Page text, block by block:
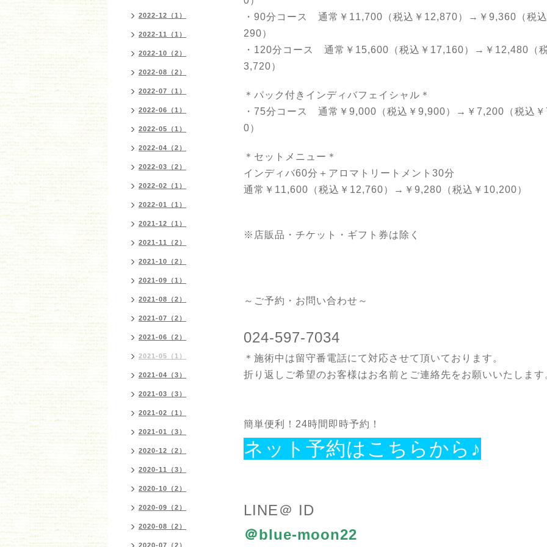
・90分コース 通常￥11,700（税込￥12,870）→￥9,360（税
290）
・120分コース 通常￥15,600（税込￥17,160）→￥12,480（
3,720）
＊パック付きインディバフェイシャル＊
・75分コース 通常￥9,000（税込￥9,900）→￥7,200（税込
0）
＊セットメニュー＊
インディバ60分＋アロマトリートメント30分
通常￥11,600（税込￥12,760）→￥9,280（税込￥10,200）
※店販品・チケット・ギフト券は除く
～ご予約・お問い合わせ～
024-597-7034
＊施術中は留守番電話にて対応させて頂いております。
折り返しご希望のお客様はお名前とご連絡先をお願いいたします
簡単便利！24時間即時予約！
ネット予約はこちらから♪
LINE＠ ID
＠blue-moon22
2022-12（1）
2022-11（1）
2022-10（2）
2022-08（2）
2022-07（1）
2022-06（1）
2022-05（1）
2022-04（2）
2022-03（2）
2022-02（1）
2022-01（1）
2021-12（1）
2021-11（2）
2021-10（2）
2021-09（1）
2021-08（2）
2021-07（2）
2021-06（2）
2021-05（1）
2021-04（3）
2021-03（3）
2021-02（1）
2021-01（3）
2020-12（2）
2020-11（3）
2020-10（2）
2020-09（2）
2020-08（2）
2020-07（2）